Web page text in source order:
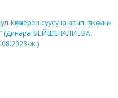
суусуна агып, өпкөсүнө,
(Динара БЕЙШЕНАЛИЕВА,
ж.)